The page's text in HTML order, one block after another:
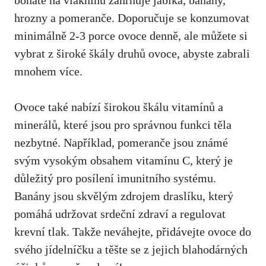
hrozny a pomeranče. Doporučuje se ⁤konzumovat
minimálně 2-3 porce ovoce denně, ale můžete si
vybrat z široké škály ​druhů ovoce, abyste‍ zabrali
mnohem více.
Ovoce také nabízí širokou​ škálu vitamínů a
minerálů, ⁢které jsou pro ⁢správnou funkci těla
nezbytné. Například, pomeranče jsou známé
‌svým vysokým obsahem‌ vitamínu C, který je
důležitý pro posílení imunitního systému.
Banány jsou skvělým zdrojem draslíku, který
pomáhá udržovat srdeční zdraví ⁢a ⁤regulovat​
krevní tlak. Takže neváhejte, přidávejte ovoce do
svého jídelníčku a těšte se z jejich blahodárných‍